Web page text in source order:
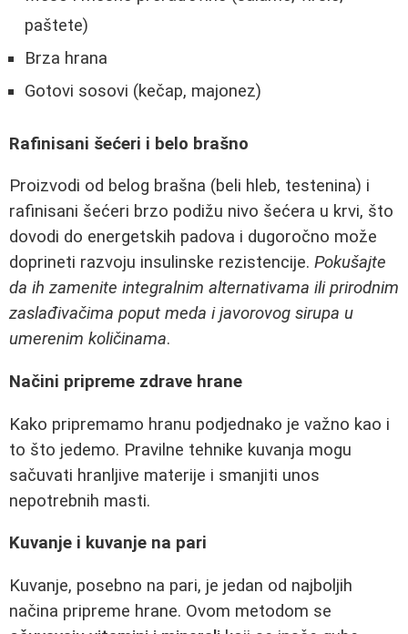
paštete)
Brza hrana
Gotovi sosovi (kečap, majonez)
Rafinisani šećeri i belo brašno
Proizvodi od belog brašna (beli hleb, testenina) i
rafinisani šećeri brzo podižu nivo šećera u krvi, što
dovodi do energetskih padova i dugoročno može
doprineti razvoju insulinske rezistencije. Pokušajte
da ih zamenite integralnim alternativama ili prirodnim
zaslađivačima poput meda i javorovog sirupa u
umerenim količinama.
Načini pripreme zdrave hrane
Kako pripremamo hranu podjednako je važno kao i
to što jedemo. Pravilne tehnike kuvanja mogu
sačuvati hranljive materije i smanjiti unos
nepotrebnih masti.
Kuvanje i kuvanje na pari
Kuvanje, posebno na pari, je jedan od najboljih
načina pripreme hrane. Ovom metodom se